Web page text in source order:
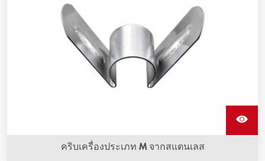
คริบเครื่องประเภท M จากสแตนเลส